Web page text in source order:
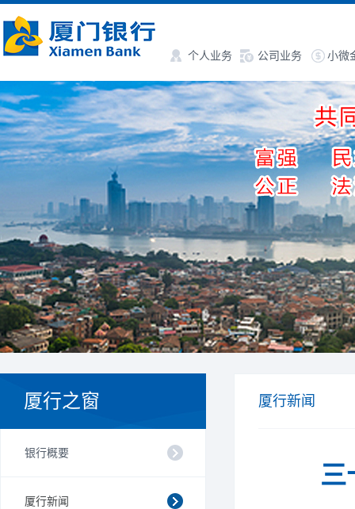
个人业务 公司业务 小微
厦行之窗
银行概要
厦行新闻
厦行新闻
三